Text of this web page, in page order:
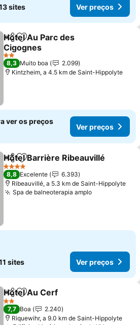
sites Ver preços
PartilharAdicionar aos favoritos
Hotel Au Parc des
Cigognes
2 Estrelas
8,3 Muito boa
2.099
Kintzheim, a 4.5 km de Saint-Hippolyte
ver os preços
Ver preços
PartilharAdicionar aos favoritos
Hôtel Barrière Ribeauvillé
4 Estrelas
8,8 Excelente
6.393
Ribeauvillé, a 5.3 km de Saint-Hippolyte
Spa de balneoterapia amplo
sites Ver preços
PartilharAdicionar aos favoritos
Hotel Au Cerf
2 Estrelas
7,7 Boa
2.240
Riquewihr, a 9.0 km de Saint-Hippolyte